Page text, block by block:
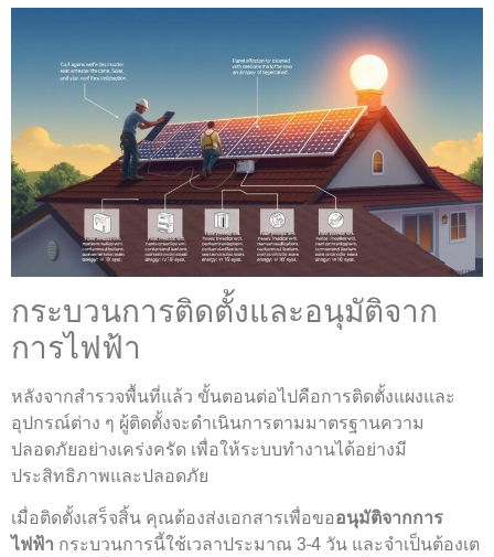
กระบวนการติดตั้งและอนุมัติจาก
การไฟฟ้า
หลังจากสำรวจพื้นที่แล้ว ขั้นตอนต่อไปคือการติดตั้งแผงและ
อุปกรณ์ต่าง ๆ ผู้ติดตั้งจะดำเนินการตามมาตรฐานความ
ปลอดภัยอย่างเคร่งครัด เพื่อให้ระบบทำงานได้อย่างมี
ประสิทธิภาพและปลอดภัย
เมื่อติดตั้งเสร็จสิ้น คุณต้องส่งเอกสารเพื่อขออนุมัติจากการ
ไฟฟ้า กระบวนการนี้ใช้เวลาประมาณ 3-4 วัน และจำเป็นต้องเต